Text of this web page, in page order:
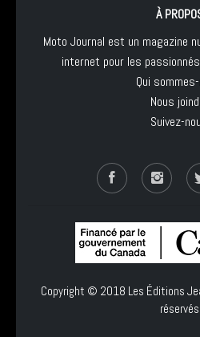
À
Moto Journal est un magazine
internet pour les
Qui
Nous
Suivez-
Copyright © 2018 Les Éditions
réservés